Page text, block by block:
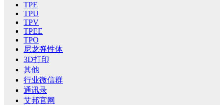
TPE
TPU
TPV
TPEE
TPO
尼龙弹性体
3D打印
其他
行业微信群
通讯录
艾邦官网